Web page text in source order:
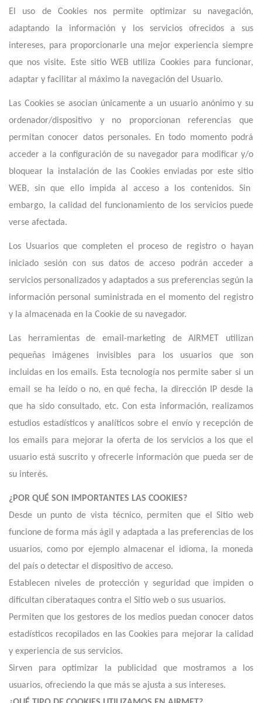
El uso de Cookies nos permite optimizar su navegación,
adaptando la información y los servicios ofrecidos a sus
intereses, para proporcionarle una mejor experiencia siempre
que nos visite. Este sitioWEB utiliza Cookies para funcionar,
adaptar y facilitar al máximo la navegación del Usuario.
Las Cookies se asocian únicamente a un usuario anónimo y su
ordenador/dispositivo y no proporcionan referencias que
permitan conocer datos personales. En todo momento podrá
acceder a la configuración de su navegador para modificar y/o
bloquear la instalación de las Cookies enviadas poreste sitio
WEB, sin que ello impida al acceso a los contenidos. Sin
embargo, la calidad del funcionamiento de los servicios puede
verse afectada.
Los Usuarios que completen el proceso de registro o hayan
iniciado sesión con sus datos de acceso podrán acceder a
servicios personalizados y adaptados a sus preferencias según la
información personal suministrada en el momento del registro
y la almacenada en la Cookie de su navegador.
Las herramientas de email-marketing de AIRMET utilizan
pequeñas imágenes invisibles para los usuarios que son
incluidas en los emails. Esta tecnología nos permite saber si un
email se ha leído o no, en qué fecha, la dirección IP desde la
que ha sido consultado, etc. Con esta información, realizamos
estudios estadísticos y analíticos sobre el envío y recepción de
los emails para mejorar la oferta de los servicios a los que el
usuario está suscrito y ofrecerle información que pueda ser de
su interés.
¿POR QUÉ SON IMPORTANTES LAS COOKIES?
Desde un punto de vista técnico, permiten que el Sitio web
funcione de forma más ágil y adaptada a las preferencias de los
usuarios, como por ejemplo almacenar el idioma, la moneda
del país o detectar el dispositivo de acceso.
Establecen niveles de protección y seguridad que impiden o
dificultan ciberataques contra el Sitio web o sus usuarios.
Permiten que los gestores de los medios puedan conocer datos
estadísticos recopilados en las Cookies para mejorar la calidad
y experiencia de sus servicios.
Sirven para optimizar la publicidad que mostramos a los
usuarios, ofreciendo la que más se ajusta a sus intereses.